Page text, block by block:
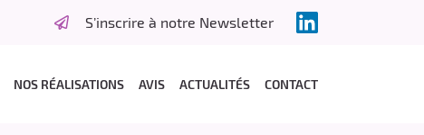
S’inscrire à notre Newsletter
NOS RÉALISATIONS AVIS ACTUALITÉS CONTACT